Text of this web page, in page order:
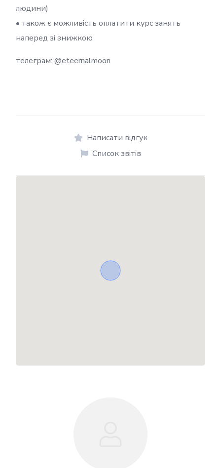
людини)
• також є можливість оплатити курс занять
наперед зі знижкою
телеграм: @eteernalmoon
Написати відгук
Список звітів